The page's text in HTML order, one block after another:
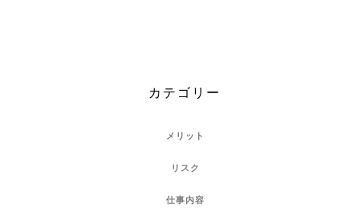
カテゴリー
メリット
リスク
仕事内容